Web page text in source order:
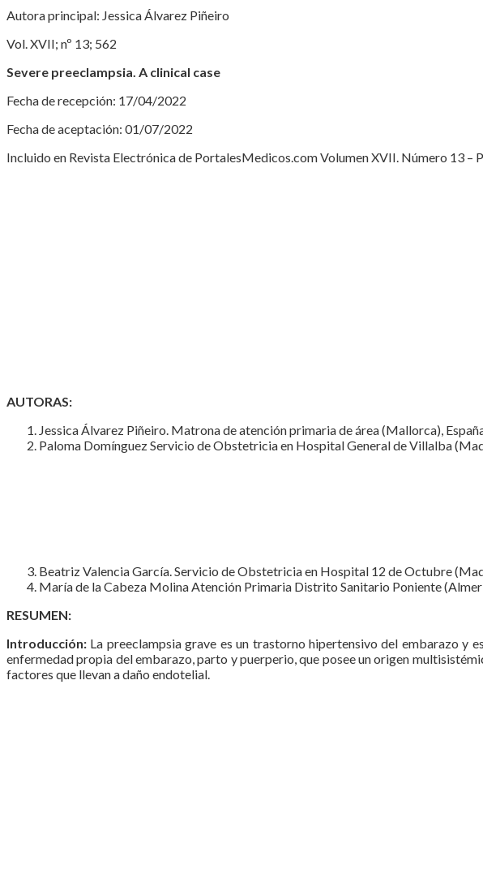
Autora principal: Jessica Álvarez Piñeiro
Vol. XVII; nº 13; 562
Severe preeclampsia. A clinical case
Fecha de recepción: 17/04/2022
Fecha de aceptación: 01/07/2022
Incluido en Revista Electrónica de PortalesMedicos.com Volumen XVII. Número 13 –
AUTORAS:
Jessica Álvarez Piñeiro. Matrona de atención primaria de área (Mallorca),
Paloma Domínguez Servicio de Obstetricia en Hospital General de Villalba
Beatriz Valencia García. Servicio de Obstetricia en Hospital 12 de Octubre
María de la Cabeza Molina Atención Primaria Distrito Sanitario Poniente
RESUMEN:
Introducción: La preeclampsia grave es un trastorno hipertensivo del embarazo y
enfermedad propia del embarazo, parto y puerperio, que posee un origen
factores que llevan a daño endotelial.